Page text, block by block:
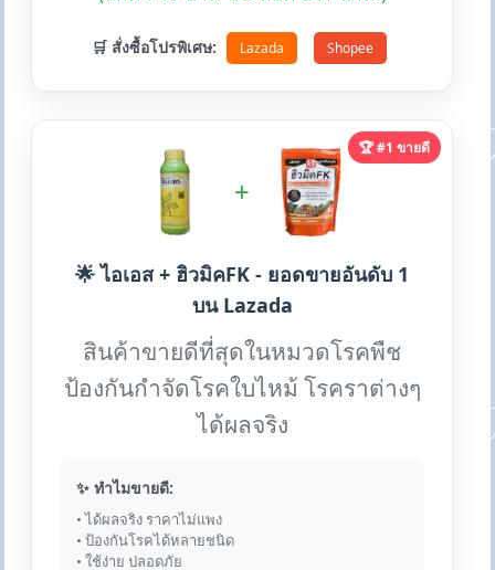
🛒 สั่งซื้อโปรพิเศษ: Lazada Shopee
🏆 #1 ขายดี
+
🌟 ไอเอส + ฮิวมิคFK - ยอดขายอันดับ 1
บน Lazada
สินค้าขายดีที่สุดในหมวดโรคพืช
ป้องกันกำจัดโรคใบไหม้ โรคราต่างๆ
ได้ผลจริง
✨ ทำไมขายดี:
• ได้ผลจริง ราคาไม่แพง
• ป้องกันโรคได้หลายชนิด
• ใช้ง่าย ปลอดภัย